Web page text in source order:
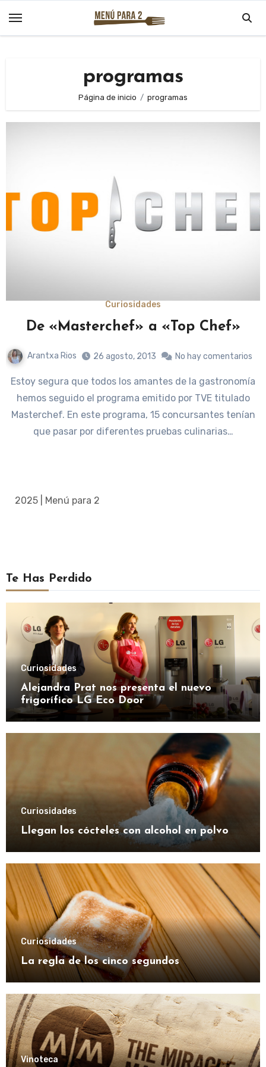
programas
Página de inicio programas
Curiosidades
De «Masterchef» a «Top Chef»
Arantxa Rios 26 agosto, 2013 No hay comentarios
Estoy segura que todos los amantes de la gastronomía
hemos seguido el programa emitido por TVE titulado
Masterchef. En este programa, 15 concursantes tenían
que pasar por diferentes pruebas culinarias…
2025 | Menú para 2
Te Has Perdido
Curiosidades
Alejandra Prat nos presenta el nuevo
frigorífico LG Eco Door
Curiosidades
Llegan los cócteles con alcohol en polvo
Curiosidades
La regla de los cinco segundos
Vinoteca